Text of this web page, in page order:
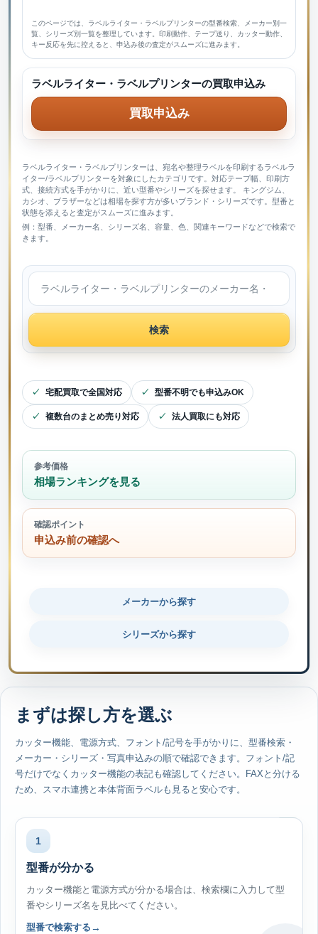
ラベルライター・ラベルプリンターは、宛名や整理ラベルを印刷するラベルラ
イター/ラベルプリンターを対象にしたカテゴリです。対応テープ幅、印刷方
式、接続方式を手がかりに、近い型番やシリーズを探せます。 キングジム、
カシオ、ブラザーなどは相場を探す方が多いブランド・シリーズです。型番と
状態を添えると査定がスムーズに進みます。
例：型番、メーカー名、シリーズ名、容量、色、関連キーワードなどで検索で
きます。
検索
メーカーから探す
シリーズから探す
宅配買取で全国対応 型番不明でも申込みOK
複数台のまとめ売り対応 法人買取にも対応
参考価格
相場ランキングを見る
確認ポイント
申込み前の確認へ
このページでは、ラベルライター・ラベルプリンターの型番検索、メーカー別一
覧、シリーズ別一覧を整理しています。印刷動作、テープ送り、カッター動作、
キー反応を先に控えると、申込み後の査定がスムーズに進みます。
ラベルライター・ラベルプリンターの買取申込み
買取申込み
まずは探し方を選ぶ
カッター機能、電源方式、フォント/記号を手がかりに、型番検索・
メーカー・シリーズ・写真申込みの順で確認できます。フォント/記
号だけでなくカッター機能の表記も確認してください。FAXと分ける
ため、スマホ連携と本体背面ラベルも見ると安心です。
1
型番が分かる
カッター機能と電源方式が分かる場合は、検索欄に入力して型
番やシリーズ名を見比べてください。
型番で検索する